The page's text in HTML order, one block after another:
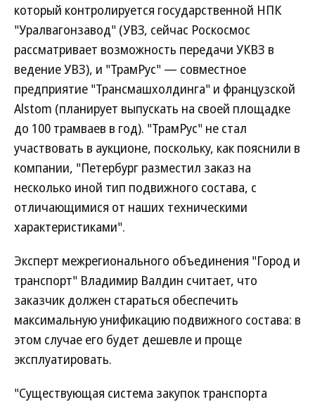
который контролируется государственной НПК
"Уралвагонзавод" (УВЗ, сейчас Роскосмос
рассматривает возможность передачи УКВЗ в
ведение УВЗ), и "ТрамРус" — совместное
предприятие "Трансмашхолдинга" и французской
Alstom (планирует выпускать на своей площадке
до 100 трамваев в год). "ТрамРус" не стал
участвовать в аукционе, поскольку, как пояснили в
компании, "Петербург разместил заказ на
несколько иной тип подвижного состава, с
отличающимися от наших техническими
характеристиками".
Эксперт межрегионального объединения "Город и
транспорт" Владимир Валдин считает, что
заказчик должен стараться обеспечить
максимальную унификацию подвижного состава: в
этом случае его будет дешевле и проще
эксплуатировать.
"Существующая система закупок транспорта